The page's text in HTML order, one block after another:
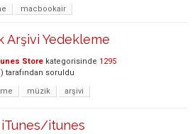
macbookair
Arşivi Yedekleme
Store kategorisinde 1295
tarafından soruldu
müzik arşivi
itunes